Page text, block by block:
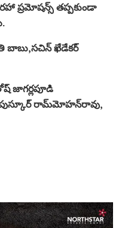
ప్ర‌మోష‌న్స్ త‌ప్ప‌కుండా
బాబు,సచిన్ ఖేడేకర్
జాగర్లపూడి
రామ్‌మోహన్‌రావు,